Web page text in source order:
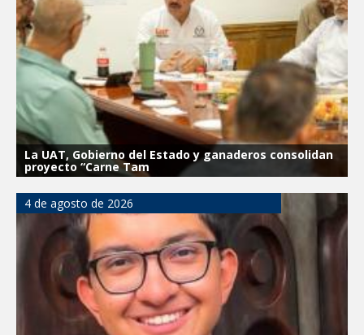
Integración Familiar
CARMEN LILIA CANTUROSAS LE
CUMPLE A FAMILIAS DEL PONIENTE:
ABREN INSCRIPCIONES PARA NUEVA
PRIMARIA EN EL PROGRESO
La UAT, Gobierno del Estado y ganaderos consolidan
proyecto “Carne Tam
4 de agosto de 2026